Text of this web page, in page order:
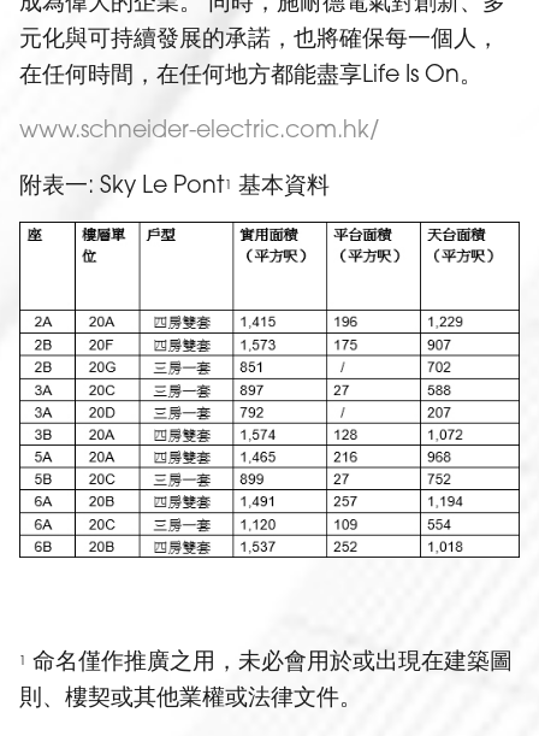
元化與可持續發展的承諾，也將確保每一個人，
在任何時間，在任何地方都能盡享Life Is On。
www.schneider-electric.com.hk/‎
附表一: Sky Le Pont1 基本資料
1 命名僅作推廣之用，未必會用於或出現在建築圖
則、樓契或其他業權或法律文件。